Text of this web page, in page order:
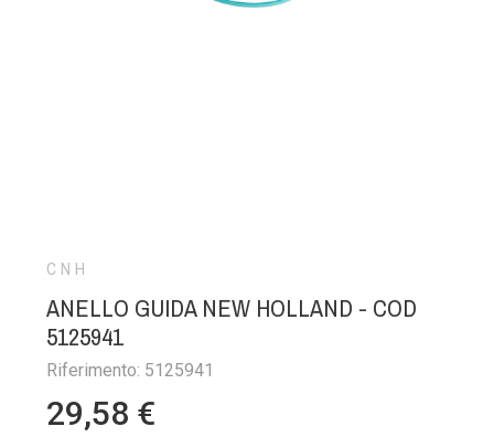
CNH
ANELLO GUIDA NEW HOLLAND - COD
5125941
Riferimento: 5125941
29,58 €